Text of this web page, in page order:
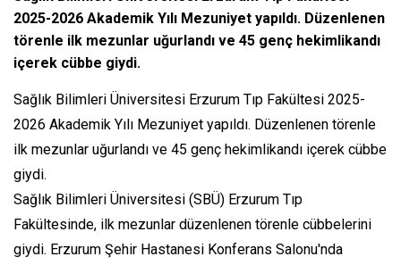
2025-2026 Akademik Yılı Mezuniyet yapıldı. Düzenlenen
törenle ilk mezunlar uğurlandı ve 45 genç hekimlikandı
içerek cübbe giydi.
Sağlık Bilimleri Üniversitesi Erzurum Tıp Fakültesi 2025-
2026 Akademik Yılı Mezuniyet yapıldı. Düzenlenen törenle
ilk mezunlar uğurlandı ve 45 genç hekimlikandı içerek cübbe
giydi.
Sağlık Bilimleri Üniversitesi (SBÜ) Erzurum Tıp
Fakültesinde, ilk mezunlar düzenlenen törenle cübbelerini
giydi. Erzurum Şehir Hastanesi Konferans Salonu'nda